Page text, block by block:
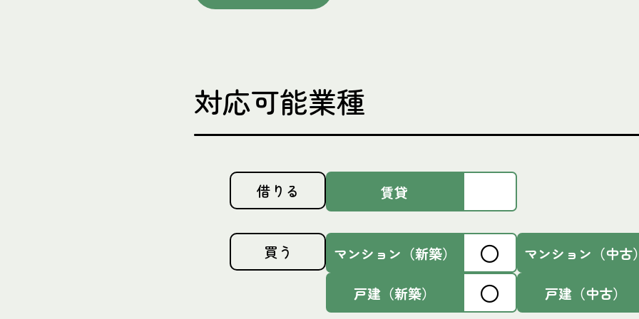
対応可能業種
借りる 賃貸
買う マンション （新築） 〇 マンション （中古）
戸建（新築） 〇 戸建（中古）